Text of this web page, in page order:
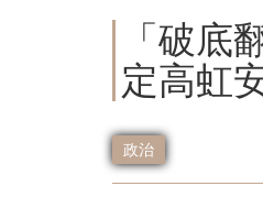
「破
定高虹
政治